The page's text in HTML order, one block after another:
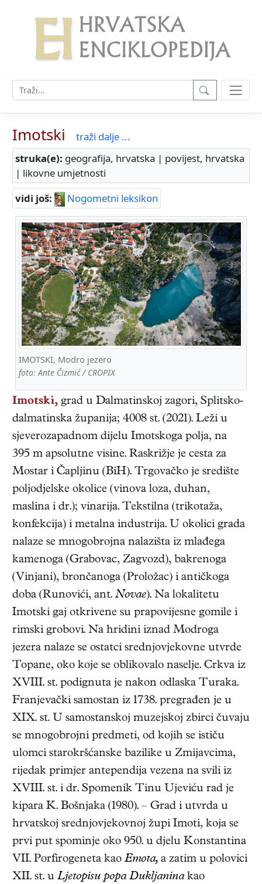
Imotski
traži dalje ...
struka(e): geografija, hrvatska | povijest, hrvatska
| likovne umjetnosti
vidi još:
Nogometni leksikon
IMOTSKI, Modro jezero
foto: Ante Čizmić / CROPIX
Imotski, grad u Dalmatinskoj zagori, Splitsko-
dalmatinska županija; 4008 st. (2021). Leži u
sjeverozapadnom dijelu Imotskoga polja, na
395 m apsolutne visine. Raskrižje je cesta za
Mostar i Čapljinu (BiH). Trgovačko je središte
poljodjelske okolice (vinova loza, duhan,
maslina i dr.); vinarija. Tekstilna (trikotaža,
konfekcija) i metalna industrija. U okolici grada
nalaze se mnogobrojna nalazišta iz mlađega
kamenoga (Grabovac, Zagvozd), bakrenoga
(Vinjani), brončanoga (Proložac) i antičkoga
doba (Runovići, ant. Novae). Na lokalitetu
Imotski gaj otkrivene su prapovijesne gomile i
rimski grobovi. Na hridini iznad Modroga
jezera nalaze se ostatci srednjovjekovne utvrde
Topane, oko koje se oblikovalo naselje. Crkva iz
XVIII. st. podignuta je nakon odlaska Turaka.
Franjevački samostan iz 1738. pregrađen je u
XIX. st. U samostanskoj muzejskoj zbirci čuvaju
se mnogobrojni predmeti, od kojih se ističu
ulomci starokršćanske bazilike u Zmijavcima,
rijedak primjer antependija vezena na svili iz
XVIII. st. i dr. Spomenik Tinu Ujeviću rad je
kipara K. Bošnjaka (1980). – Grad i utvrda u
hrvatskoj srednjovjekovnoj župi Imoti, koja se
prvi put spominje oko 950. u djelu Konstantina
VII. Porfirogeneta kao Emota, a zatim u polovici
XII. st. u Ljetopisu popa Dukljaninakao